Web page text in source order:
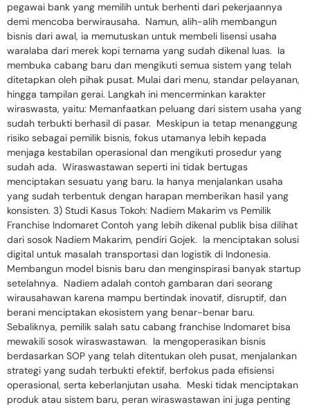
pegawai bank yang memilih untuk berhenti dari pekerjaannya
demi mencoba berwirausaha. Namun, alih-alih membangun
bisnis dari awal, ia memutuskan untuk membeli lisensi usaha
waralaba dari merek kopi ternama yang sudah dikenal luas. Ia
membuka cabang baru dan mengikuti semua sistem yang telah
ditetapkan oleh pihak pusat. Mulai dari menu, standar pelayanan,
hingga tampilan gerai. Langkah ini mencerminkan karakter
wiraswasta, yaitu: Memanfaatkan peluang dari sistem usaha yang
sudah terbukti berhasil di pasar. Meskipun ia tetap menanggung
risiko sebagai pemilik bisnis, fokus utamanya lebih kepada
menjaga kestabilan operasional dan mengikuti prosedur yang
sudah ada. Wiraswastawan seperti ini tidak bertugas
menciptakan sesuatu yang baru. Ia hanya menjalankan usaha
yang sudah terbentuk dengan harapan memberikan hasil yang
konsisten. 3) Studi Kasus Tokoh: Nadiem Makarim vs Pemilik
Franchise Indomaret Contoh yang lebih dikenal publik bisa dilihat
dari sosok Nadiem Makarim, pendiri Gojek. Ia menciptakan solusi
digital untuk masalah transportasi dan logistik di Indonesia.
Membangun model bisnis baru dan menginspirasi banyak startup
setelahnya. Nadiem adalah contoh gambaran dari seorang
wirausahawan karena mampu bertindak inovatif, disruptif, dan
berani menciptakan ekosistem yang benar-benar baru.
Sebaliknya, pemilik salah satu cabang franchise Indomaret bisa
mewakili sosok wiraswastawan. Ia mengoperasikan bisnis
berdasarkan SOP yang telah ditentukan oleh pusat, menjalankan
strategi yang sudah terbukti efektif, berfokus pada efisiensi
operasional, serta keberlanjutan usaha. Meski tidak menciptakan
produk atau sistem baru, peran wiraswastawan ini juga penting